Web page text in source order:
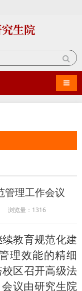
导航
管理工作会议
浏览量： 1316
教育规范化建
理效能的精细
区召开高级法
议由研究生院